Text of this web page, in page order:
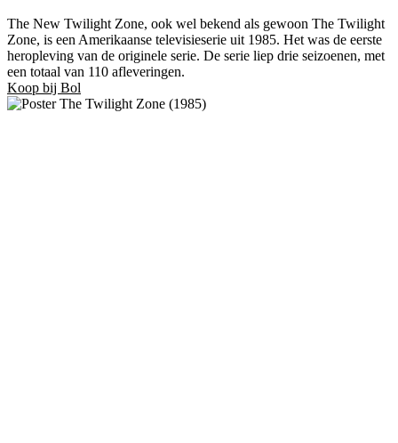
The New Twilight Zone, ook wel bekend als gewoon The Twilight
Zone, is een Amerikaanse televisieserie uit 1985. Het was de eerste
heropleving van de originele serie. De serie liep drie seizoenen, met
een totaal van 110 afleveringen.
Koop bij Bol